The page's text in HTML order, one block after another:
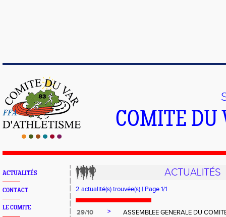
COMITE
ACTUALITÉS
CONTACT
LE COMITE
ACTUALITÉS
2 actualité(s) trouvée(s) | Page 1/1
29/10 >
ASSEMBLEE GENERALE DU